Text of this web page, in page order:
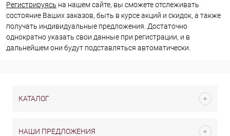
Регистрируясь на нашем сайте, вы сможете отслеживать
состояние Ваших заказов, быть в курсе акций и скидок, а также
получать индивидуальные предложения. Достаточно
однократно указать свои данные при регистрации, и в
дальнейшем они будут подставляться автоматически.
КАТАЛОГ
НАШИ ПРЕДЛОЖЕНИЯ